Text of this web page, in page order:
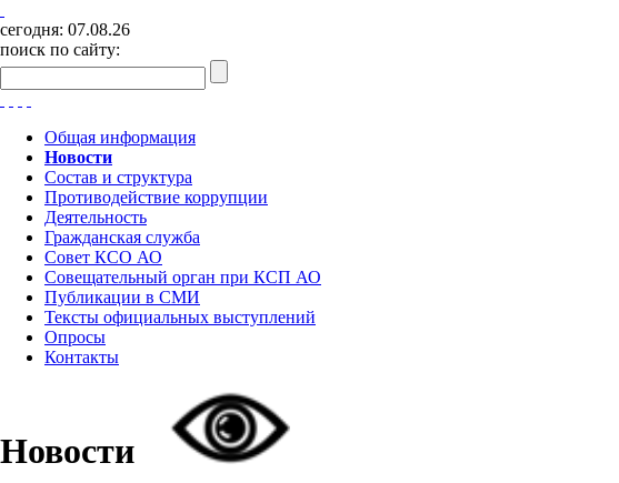
сегодня: 07.08.26
поиск по сайту:
Общая информация
Новости
Состав и структура
Противодействие коррупции
Деятельность
Гражданская служба
Совет КСО АО
Совещательный орган при КСП АО
Публикации в СМИ
Тексты официальных выступлений
Опросы
Контакты
Новости